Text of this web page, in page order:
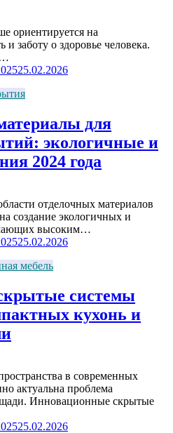
ориентируется на
и заботу о здоровье человека.
25.02.2026
для
экологичные и
2024 года
отделочных материалов
создание экологичных и
высоким…
25.02.2026
мебель
системы
кухонь и
в современных
актуальна проблема
Инновационные скрытые
25.02.2026